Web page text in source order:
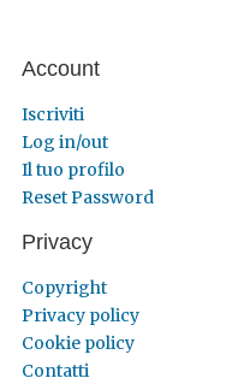
Account
Iscriviti
Log in/out
Il tuo profilo
Reset Password
Privacy
Copyright
Privacy policy
Cookie policy
Contatti